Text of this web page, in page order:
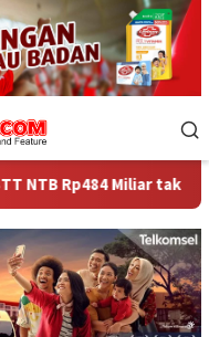
tak Muncul dalam LHP